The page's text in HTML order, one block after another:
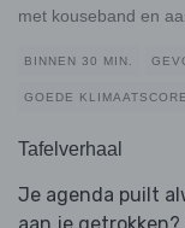
met kouseband en
BINNEN 30 MIN.
GOEDE KLIMAATSCORE
Tafelverhaal
Je agenda puilt